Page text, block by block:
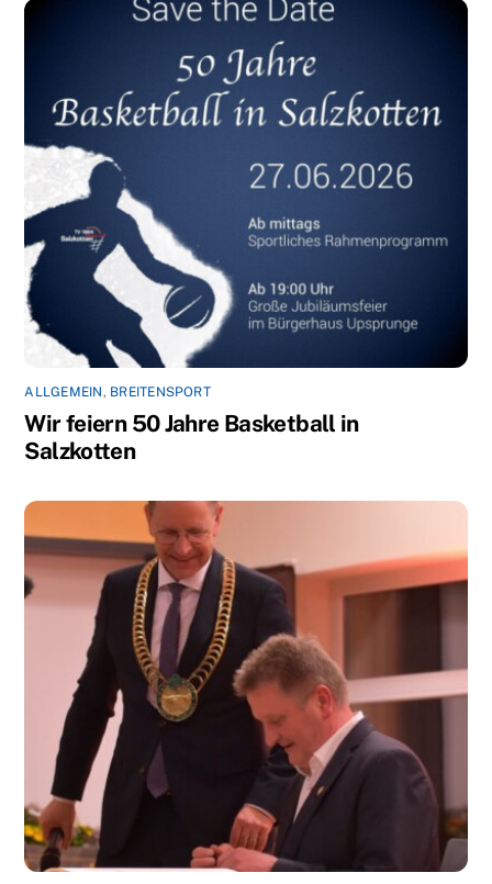
ALLGEMEIN, BREITENSPORT
Wir feiern 50 Jahre Basketball in
Salzkotten